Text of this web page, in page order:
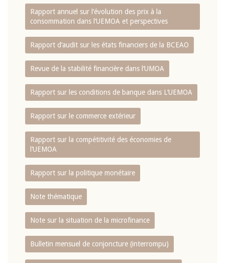
Rapport annuel sur l‘évolution des prix à la
consommation dans l‘UEMOA et perspectives
Rapport d‘audit sur les états financiers de la BCEAO
Revue de la stabilité financière dans l‘UMOA
Rapport sur les conditions de banque dans L‘UEMOA
Rapport sur le commerce extérieur
Rapport sur la compétitivité des économies de
l‘UEMOA
Rapport sur la politique monétaire
Note thématique
Note sur la situation de la microfinance
Bulletin mensuel de conjoncture (interrompu)